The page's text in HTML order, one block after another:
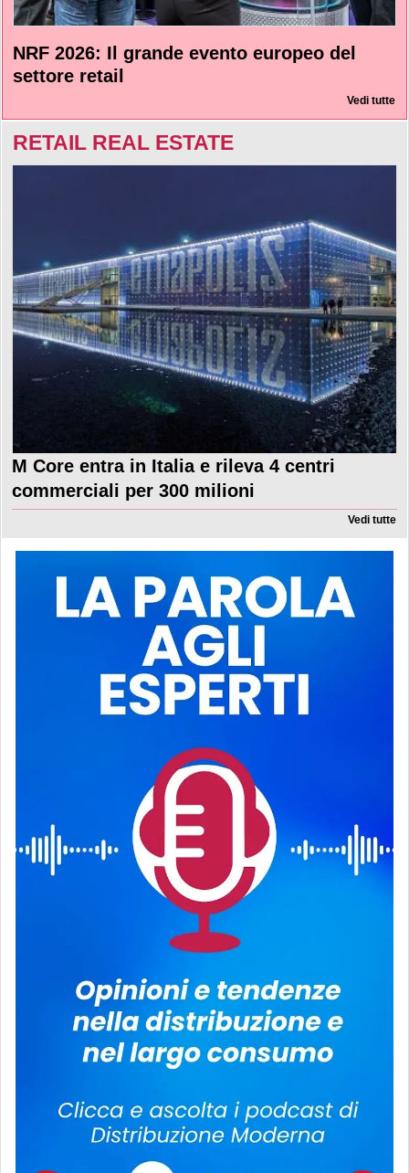
NRF 2026: Il grande evento europeo del
settore retail
Vedi tutte
RETAIL REAL ESTATE
M Core entra in Italia e rileva 4 centri
commerciali per 300 milioni
Vedi tutte